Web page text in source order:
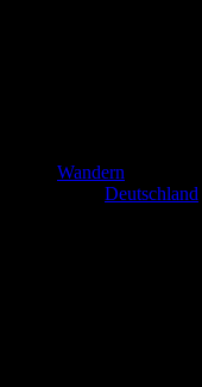
Wandern
Deutschland